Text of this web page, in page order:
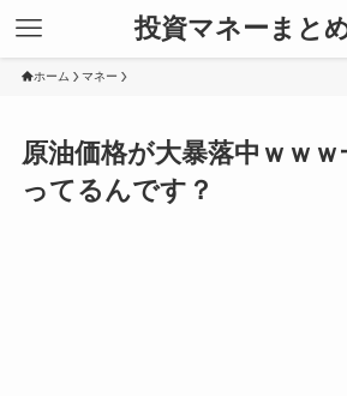
投資マネーまと
ホーム マネー
原油価格が大暴落中ｗｗｗ
ってるんです？